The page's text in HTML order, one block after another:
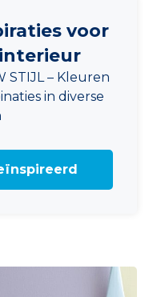
voor
STIJL – Kleuren
in diverse